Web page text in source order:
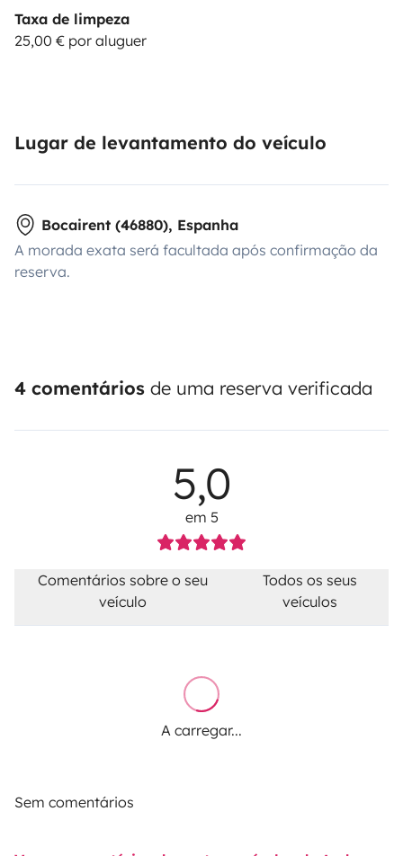
Taxa de limpeza
25,00 € por aluguer
Lugar de levantamento do veículo
Bocairent (46880), Espanha
A morada exata será facultada após confirmação da
reserva.
4 comentários de uma reserva verificada
5,0
em 5
Comentários sobre o seu
veículo
Todos os seus
veículos
A carregar...
Sem comentários